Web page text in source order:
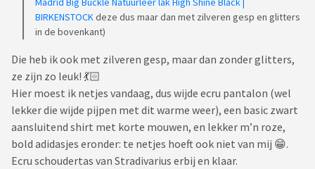
BIRKENSTOCKdeze dus maar dan met zilveren gesp en glitters
in de bovenkant)
Die heb ik ook met zilveren gesp, maar dan zonder glitters,
ze zijn zo leuk! 💃🏻
Hier moest ik netjes vandaag, dus wijde ecru pantalon (wel
lekker die wijde pijpen met dit warme weer), een basic zwart
aansluitend shirt met korte mouwen, en lekker m’n roze,
bold adidasjes eronder: te netjes hoeft ook niet van mij 😁.
Ecru schoudertas van Stradivarius erbij en klaar.